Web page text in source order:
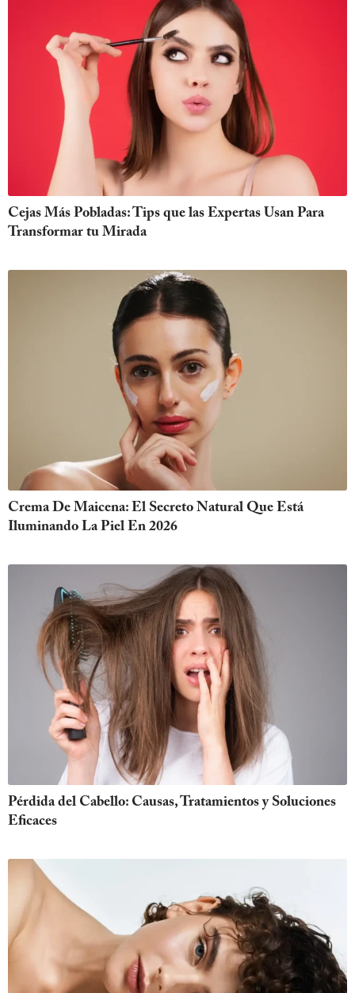
Cejas Más Pobladas: Tips que las Expertas Usan Para
Transformar tu Mirada
Crema De Maicena: El Secreto Natural Que Está
Iluminando La Piel En 2026
Pérdida del Cabello: Causas, Tratamientos y Soluciones
Eficaces